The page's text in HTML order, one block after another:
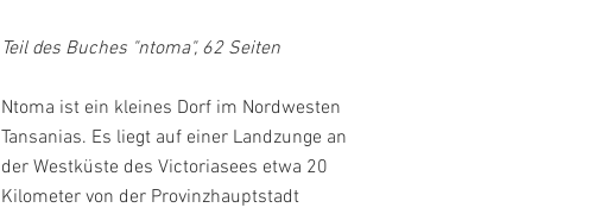
Teil des Buches "ntoma", 62 Seiten
Ntoma ist ein kleines Dorf im Nordwesten
Tansanias. Es liegt auf einer Landzunge an
der Westküste des Victoriasees etwa 20
Kilometer von der Provinzhauptstadt